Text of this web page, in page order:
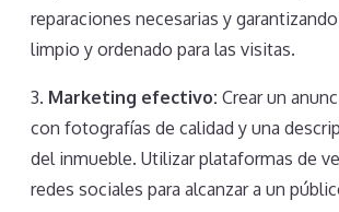
reparaciones necesarias y
limpio y ordenado para las visitas.
3. Marketing efectivo: Crear un
con fotografías de calidad y una
del inmueble. Utilizar plataformas de
redes sociales para alcanzar a un